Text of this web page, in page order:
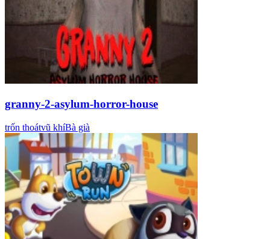
granny-2-asylum-horror-house
trốn thoátvũ khíBà già